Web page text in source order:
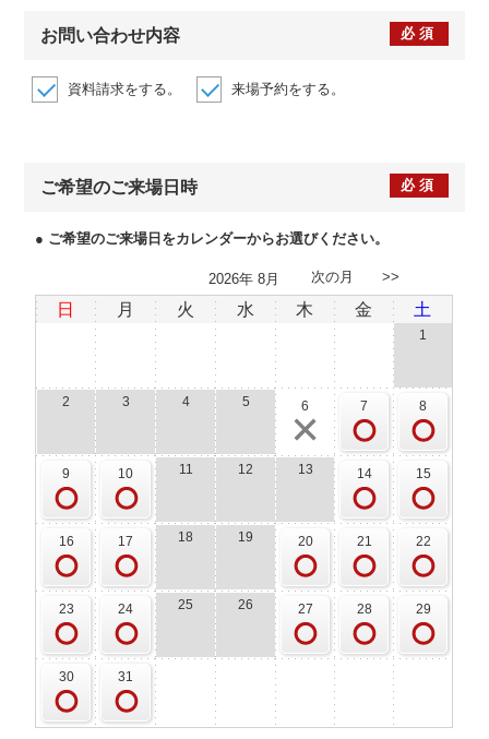
お問い合わせ内容 必須
資料請求をする。 来場予約をする。
必須
ご希望のご来場日時
● ご希望のご来場日をカレンダーからお選びください。
次の月 >>
2026年8月
日 月 火 水 木 金 土
1
2 3 4 5 6 7 8
9 10 11 12 13 14 15
16 17 18 19 20 21 22
23 24 25 26 27 28 29
30 31